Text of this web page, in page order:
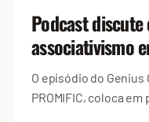
Podcast
associativismo
O episódio do
PROMIFIC, coloca